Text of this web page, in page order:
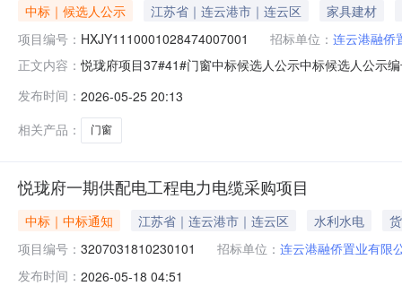
中标｜候选人公示 江苏省｜连云港市｜连云区
家具建材
项目编号： HXJY1110001028474007001 招标单位： 连云港融侨
正文内容： 悦珑府项目37#41#门窗中标候选人公示中标候选人公示
万元（人民币）。质量标准：合格。项目负责人（项目
发布时间： 2026-05-25 20:13
相关产品：
门窗
悦珑府一期供配电工程电力电缆采购项目
中标｜中标通知 江苏省｜连云港市｜连云区 水利水电
项目编号： 3207031810230101 招标单位： 连云港融侨置业有限
发布时间： 2026-05-18 04:51